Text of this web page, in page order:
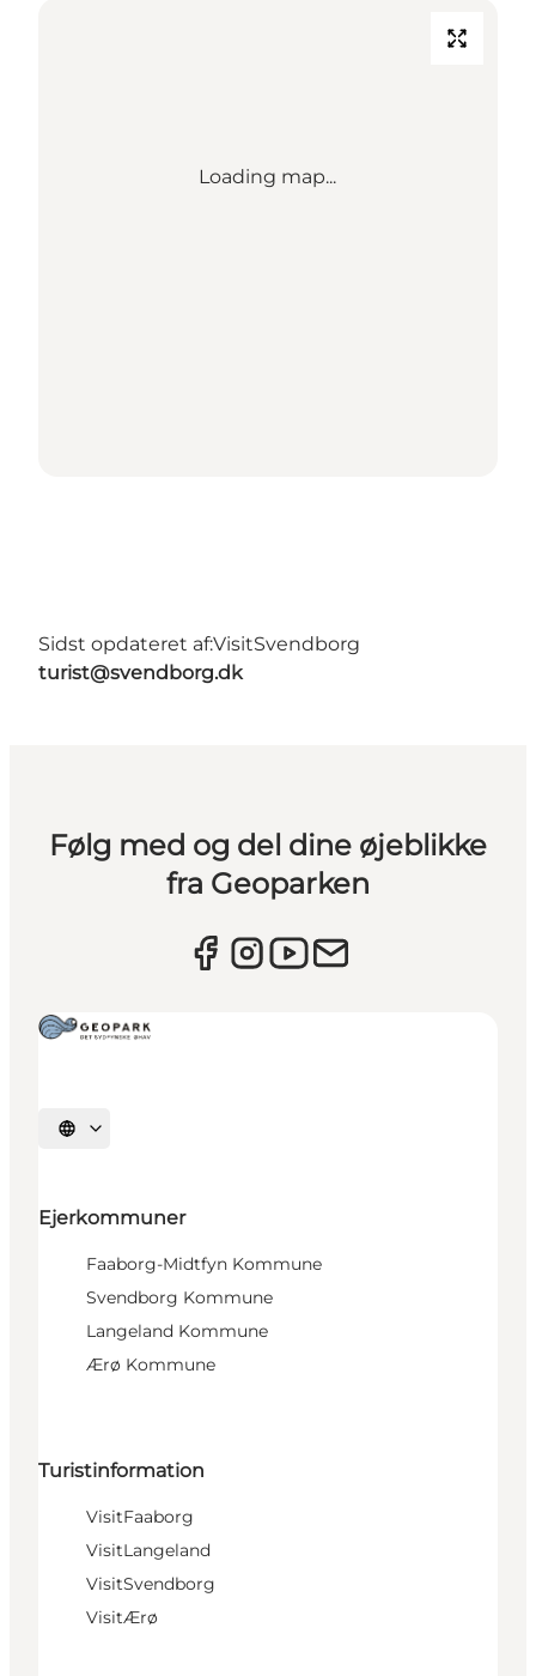
Loading map...
Sidst opdateret af:VisitSvendborg
turist@svendborg.dk
Følg med og del dine øjeblikke
fra Geoparken
Vælg sprog
Ejerkommuner
Faaborg-Midtfyn Kommune
Svendborg Kommune
Langeland Kommune
Ærø Kommune
Turistinformation
VisitFaaborg
VisitLangeland
VisitSvendborg
VisitÆrø